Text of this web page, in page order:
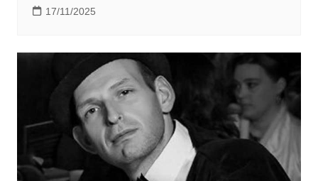
17/11/2025